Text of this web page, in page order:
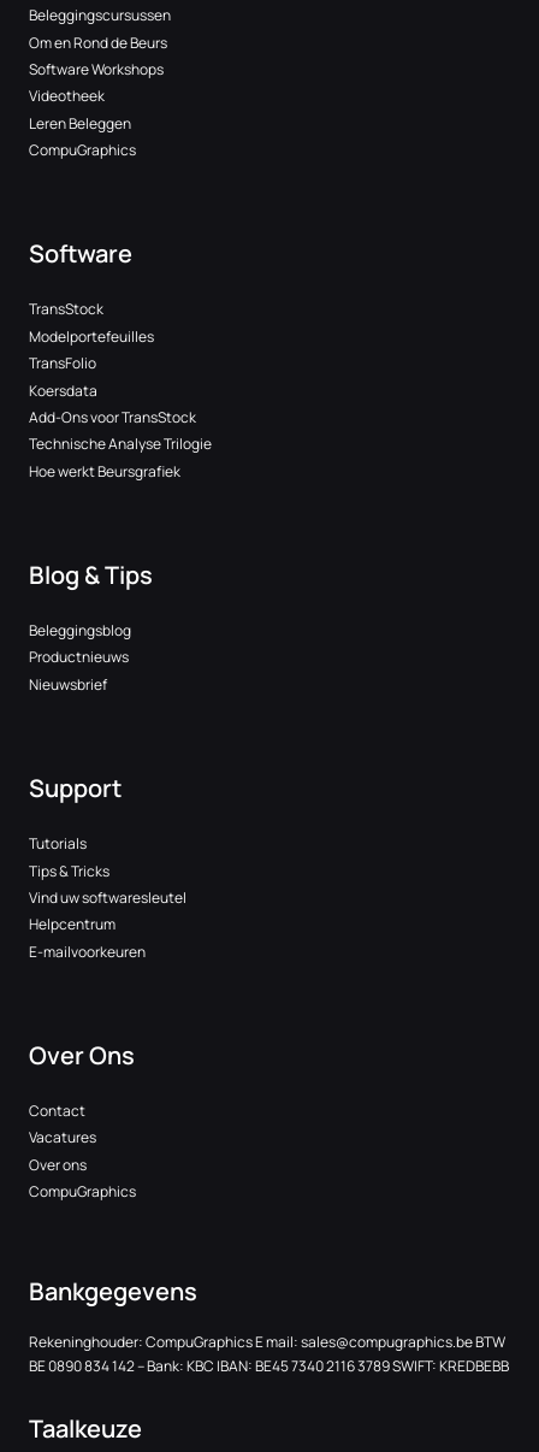
Beleggingscursussen
Om en Rond de Beurs
Software Workshops
Videotheek
Leren Beleggen
CompuGraphics
Software
TransStock
Modelportefeuilles
TransFolio
Koersdata
Add-Ons voor TransStock
Technische Analyse Trilogie
Hoe werkt Beursgrafiek
Blog & Tips
Beleggingsblog
Productnieuws
Nieuwsbrief
Support
Tutorials
Tips & Tricks
Vind uw softwaresleutel
Helpcentrum
E-mailvoorkeuren
Over Ons
Contact
Vacatures
Over ons
CompuGraphics
Bankgegevens
Rekeninghouder: CompuGraphics E mail:sales@compugraphics.beBTW
BE 0890 834 142 – Bank: KBC IBAN: BE45 7340 2116 3789 SWIFT: KREDBEBB
Taalkeuze